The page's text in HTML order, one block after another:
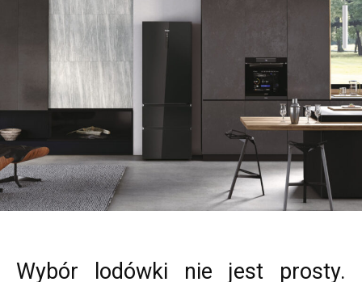
Wybór lodówki nie jest prosty.